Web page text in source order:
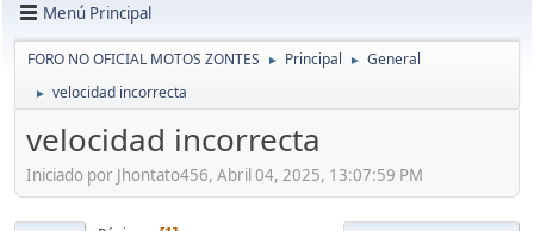
Menú Principal
FORO NO OFICIAL MOTOS ZONTES ► Principal ► General
► velocidad incorrecta
velocidad incorrecta
Iniciado por Jhontato456, Abril 04, 2025, 13:07:59 PM